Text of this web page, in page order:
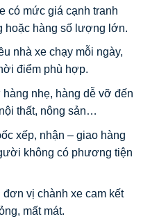
có mức giá cạnh tranh
hoặc hàng số lượng lớn.
nhà xe chạy mỗi ngày,
điểm phù hợp.
hàng nhẹ, hàng dễ vỡ đến
thất, nông sản…
xếp, nhận – giao hàng
không có phương tiện
đơn vị chành xe cam kết
mất mát.